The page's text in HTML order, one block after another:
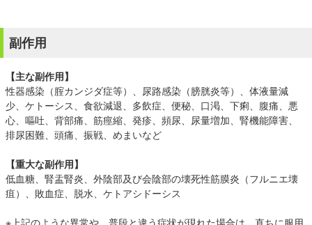
副作用
【主な副作用】
性器感染（腟カンジダ症等）、尿路感染（膀胱炎等）、体液量減
少、ケトーシス、食欲減退、多飲症、便秘、口渇、下痢、腹痛、悪
心、嘔吐、背部痛、筋痙縮、発疹、頻尿、尿量増加、腎機能障害、
排尿困難、頭痛、振戦、めまいなど
【重大な副作用】
低血糖、腎盂腎炎、外陰部及び会陰部の壊死性筋膜炎（フルニエ壊
疽）、敗血症、脱水、ケトアシドーシス
※上記のような異常や、普段と違う症状が現れた場合は、直ちに服用